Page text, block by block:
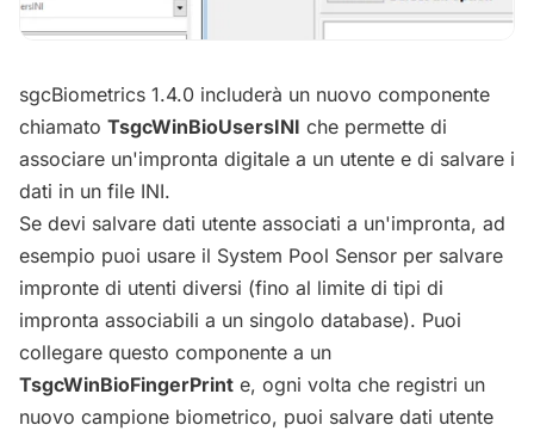
sgcBiometrics 1.4.0 includerà un nuovo componente
chiamato TsgcWinBioUsersINI che permette di
associare un'impronta digitale a un utente e di salvare i
dati in un file INI.
Se devi salvare dati utente associati a un'impronta, ad
esempio puoi usare il System Pool Sensor per salvare
impronte di utenti diversi (fino al limite di tipi di
impronta associabili a un singolo database). Puoi
collegare questo componente a un
TsgcWinBioFingerPrint e, ogni volta che registri un
nuovo campione biometrico, puoi salvare dati utente